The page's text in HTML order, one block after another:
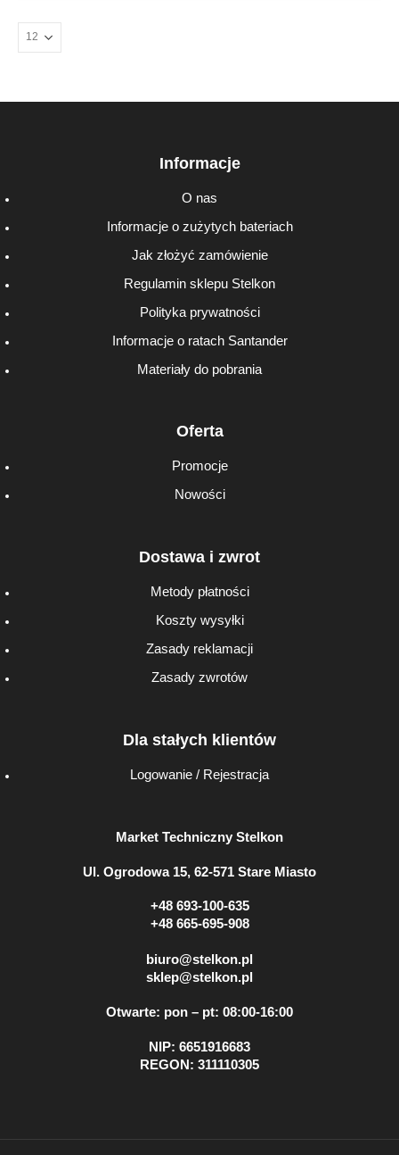
Informacje
O nas
Informacje o zużytych bateriach
Jak złożyć zamówienie
Regulamin sklepu Stelkon
Polityka prywatności
Informacje o ratach Santander
Materiały do pobrania
Oferta
Promocje
Nowości
Dostawa i zwrot
Metody płatności
Koszty wysyłki
Zasady reklamacji
Zasady zwrotów
Dla stałych klientów
Logowanie / Rejestracja
Market Techniczny Stelkon
Ul. Ogrodowa 15, 62-571 Stare Miasto
+48 693-100-635
+48 665-695-908
biuro@stelkon.pl
sklep@stelkon.pl
Otwarte: pon – pt: 08:00-16:00
NIP: 6651916683
REGON: 311110305